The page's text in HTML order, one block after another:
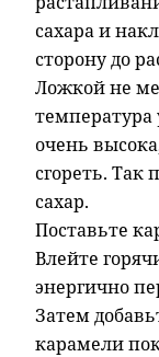
сахара и
сторону до
Ложкой не
температура
очень
сгореть. Так
сахар.
Поставьте
Влейте
энергично
Затем
карамели